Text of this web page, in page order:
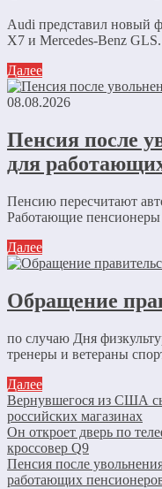
Audi представил новый
X7 и Mercedes-Benz
Далее
08.08.2026
Пенсия после
для
Пенсию пересчитают
Работающие пенсионеры
Далее
Обращение
по случаю Дня
тренеры и ветераны
Далее
Вернувшегося из США
российских магазинах
Он откроет дверь по
кроссовер Q9
Пенсия после
работающих